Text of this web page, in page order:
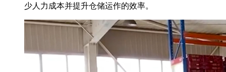
少人力成本并提升仓储运作的效率。